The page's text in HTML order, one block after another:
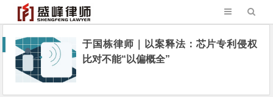
于国栋律师｜以案释法：芯片专利侵权
比对不能“以偏概全”